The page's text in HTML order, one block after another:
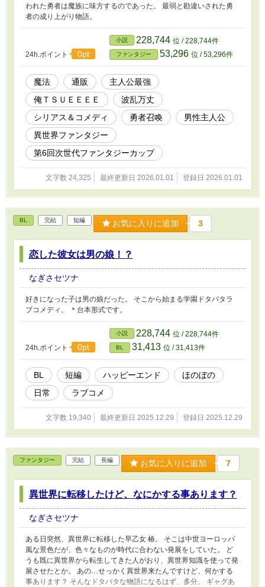
われた勇者は魔族に味方するのであった。 最弱と勘違いされた勇
者の成り上がり物語。
24h.ポイント 0pt
小説 228,744 位 / 228,744件
ファンタジー 53,296 位 / 53,296件
魔法 通販
主人公最強
俺ＴＳＵＥＥＥＥ
波乱万丈
シリアス＆コメディ
勇者召喚
男性主人公
異世界ファンタジー
第6回次世代ファンタジーカップ
文字数 24,325 最終更新日 2026.01.01 登録日 2026.01.01
BL 完結 短編 お気に入りに追加 3
恋した彼女は男の娘！？
なぎさセツナ
好きになった子は男の娘だった。 そこから始まる学園ドタバタラ
ブコメディ。 ＊台本形式です。
24h.ポイント 0pt
小説 228,744 位 / 228,744件
BL 31,413 位 / 31,413件
BL 短編 ハッピーエンド
ほのぼの
日常
ラブコメ
文字数 19,340 最終更新日 2025.12.29 登録日 2025.12.29
ファンタジー 完結 長編 お気に入りに追加 7
異世界に転移したけど、なにかする事あります？
なぎさセツナ
ある日突然、異世界に転移した早乙女 椿。 そこは中世ヨーロッパ
風な景色だが、色々なものが時代に合わない発展をしていた。 ど
うも既に異世界から転生してきた人がおり、異世界知識を使って発
展させたとか。 あの…せっかく異世界来たんですけど、何かする
事あります？ そんなドタバタな物語になるはず、多分。 ギャグあ